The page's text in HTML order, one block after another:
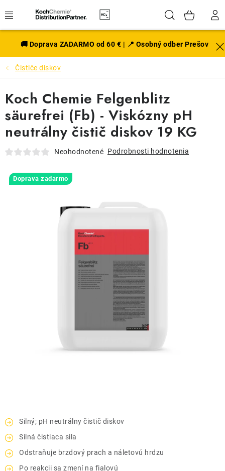
na
Hľadať
EXTERIÉR
DISKY A PNEU
INTERIÉR
PRÍSLUŠENSTVO
VÔNE DO AUTA
VÝHODNÉ SADY
DARČEKOVÉ POUKAZY
ČISTENIE A ÚDRŽBA LODÍ
🚚 Doprava ZADARMO od 60 € | 📍 Osobný odber Prešov
Čističe diskov
Silný; pH neutrálny čistič diskov
Silná čistiaca sila
Odstraňuje brzdový prach a náletovú hrdzu
Po reakcii sa zmení na fialovú
Koch Chemie Felgenblitz
säurefrei (Fb) - Viskózny pH
neutrálny čistič diskov 19 KG
Neohodnotené Podrobnosti hodnotenia
Doprava zadarmo